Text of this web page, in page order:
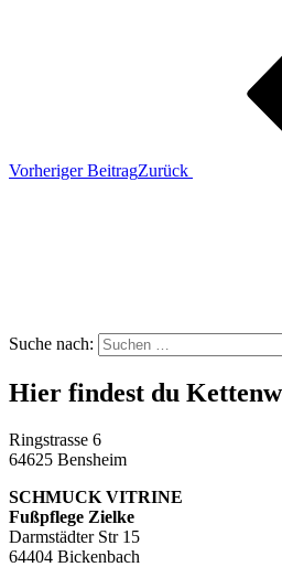
Vorheriger BeitragZurück
Suche nach:
Hier findest du
Ringstrasse 6
64625 Bensheim
SCHMUCK VITRINE
Fußpflege Zielke
Darmstädter Str 15
64404 Bickenbach